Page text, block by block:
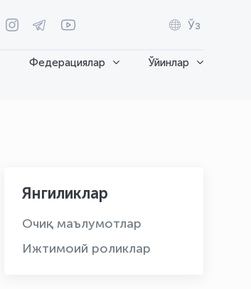
Ўз
Федерациялар
Ўйинлар
Янгиликлар
Очиқ маълумотлар
Ижтимоий роликлар